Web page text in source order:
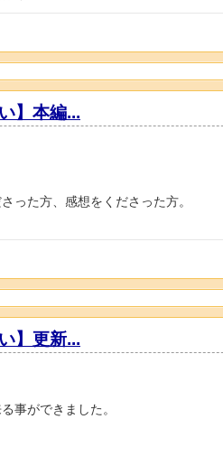
】本編...
った方、感想をくださった方。
】更新...
事ができました。